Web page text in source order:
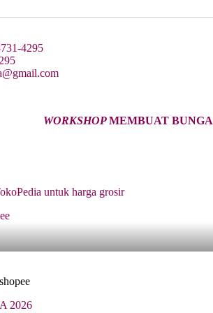
4295
WORKSHOPMEMBUAT BUNGA
untuk harga grosir
2026